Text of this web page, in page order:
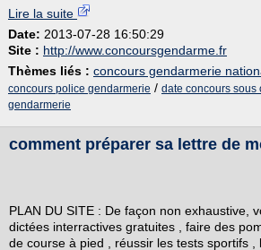
Lire la suite
Date: 2013-07-28 16:50:29
Site : http://www.concoursgendarme.fr
Thèmes liés : concours gendarmerie
concours police gendarmerie / date concours sous
gendarmerie
comment préparer sa lettre de
PLAN DU SITE : De façon non exhaustive,
dictées interractives gratuites , faire des
de course à pied , réussir les tests sportifs